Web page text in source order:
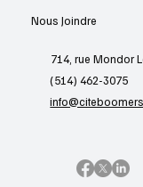
Nous Joindre
714, rue Mondor
(514) 462-3075